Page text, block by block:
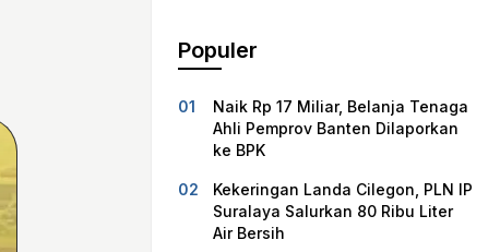
Populer
Naik Rp 17 Miliar, Belanja Tenaga
Ahli Pemprov Banten Dilaporkan
ke BPK
Kekeringan Landa Cilegon, PLN IP
Suralaya Salurkan 80 Ribu Liter
Air Bersih